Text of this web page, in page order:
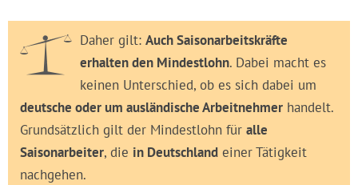
Daher gilt: Auch Saisonarbeitskräfte
erhalten den Mindestlohn. Dabei macht es
keinen Unterschied, ob es sich dabei um
deutsche oder um ausländische Arbeitnehmer handelt.
Grundsätzlich gilt der Mindestlohn für alle
Saisonarbeiter, die in Deutschland einer Tätigkeit
nachgehen.